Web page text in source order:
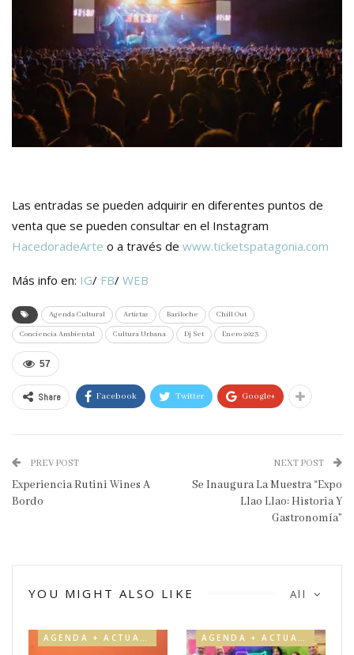
Las entradas se pueden adquirir en diferentes puntos de
venta que se pueden consultar en el Instagram
HacedoradeArte o a través de www.ticketspatagonia.com
Más info en: IG/ FB/ WEB
Agenda Cultural Artistas Bariloche Chill Out
Conciencia Ambiental Cultura Urbana Dj Set Enero 2023
57
Share Facebook Twitter Google+
PREV POST
Experiencia Rutini Wines A
Bordo
NEXT POST
Se Inaugura La Muestra “Expo
Llao Llao: Historia Y
Gastronomía”
All
YOU MIGHT ALSO LIKE
AGENDA + ACTUALIDAD AGENDA + ACTUALIDAD